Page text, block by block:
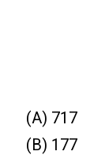
(A) 717
(B) 177